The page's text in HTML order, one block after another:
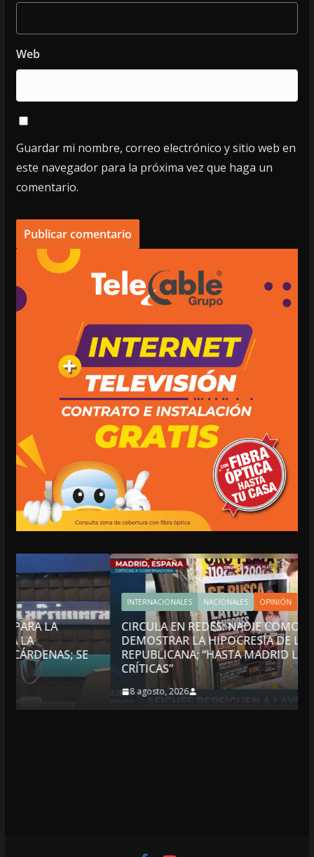
Web
Guardar mi nombre, correo electrónico y sitio web en
este navegador para la próxima vez que haga un
comentario.
INTERNACIONALES NACIONALES OPINIÓN
CIRCULA EN REDES: NADIE COMO LAYDA PARA
DEMOSTRAR LA HIPOCRESÍA DE LA AUSTERIDAD
REPUBLICANA; “HASTA MADRID LE LLEGAN LAS
CRÍTICAS”